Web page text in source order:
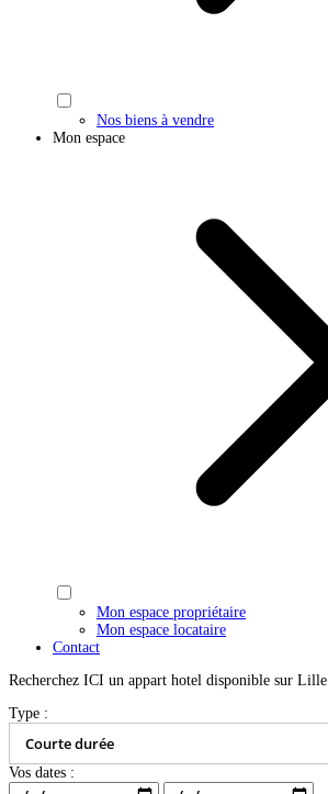
Nos biens à vendre
Mon espace
Mon espace propriétaire
Mon espace locataire
Contact
Recherchez ICI un appart hotel disponible sur Lille
Type :
Vos dates :